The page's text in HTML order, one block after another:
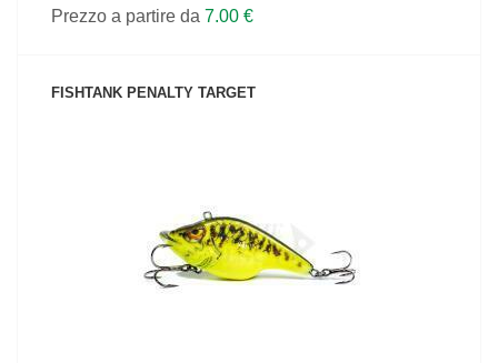
Prezzo a partire da 7.00 €
FISHTANK PENALTY TARGET
VEDI IL PRODOTTO